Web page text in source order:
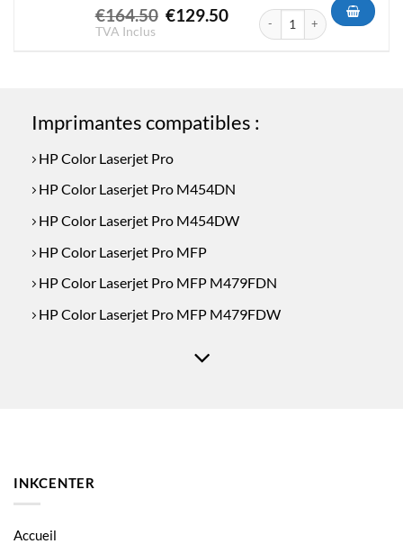
€164.50 Le
€129.50Le
TVA Inclus
quantité de Toner
Imprimantes compatibles :
HP Color Laserjet Pro
HP Color Laserjet Pro M454DN
HP Color Laserjet Pro M454DW
HP Color Laserjet Pro MFP
HP Color Laserjet Pro MFP M479FDN
HP Color Laserjet Pro MFP M479FDW
INKCENTER
Accueil